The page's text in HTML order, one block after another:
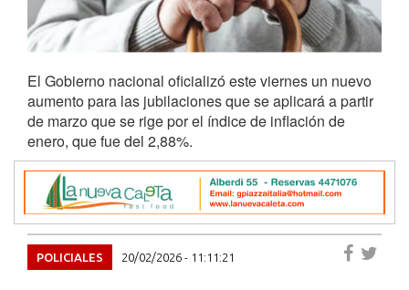
El Gobierno nacional oficializó este viernes un nuevo
aumento para las jubilaciones que se aplicará a partir
de marzo que se rige por el índice de inflación de
enero, que fue del 2,88%.
POLICIALES 20/02/2026 - 11:11:21